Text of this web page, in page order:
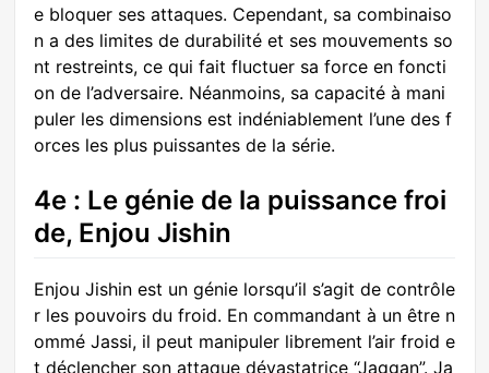
e bloquer ses attaques. Cependant, sa combinaiso
n a des limites de durabilité et ses mouvements so
nt restreints, ce qui fait fluctuer sa force en foncti
on de l’adversaire. Néanmoins, sa capacité à mani
puler les dimensions est indéniablement l’une des f
orces les plus puissantes de la série.
4e : Le génie de la puissance froi
de, Enjou Jishin
Enjou Jishin est un génie lorsqu’il s’agit de contrôle
r les pouvoirs du froid. En commandant à un être n
ommé Jassi, il peut manipuler librement l’air froid e
t déclencher son attaque dévastatrice “Jaggan”. Ja